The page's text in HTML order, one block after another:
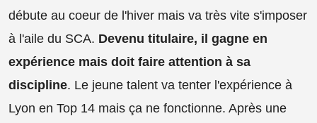
débute au coeur de l'hiver mais va très vite s'imposer
à l'aile du SCA. Devenu titulaire, il gagne en
expérience mais doit faire attention à sa
discipline. Le jeune talent va tenter l'expérience à
Lyon en Top 14 mais ça ne fonctionne. Après une